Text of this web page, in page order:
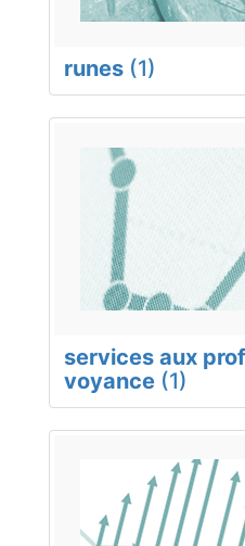
runes (1)
services aux
voyance (1)